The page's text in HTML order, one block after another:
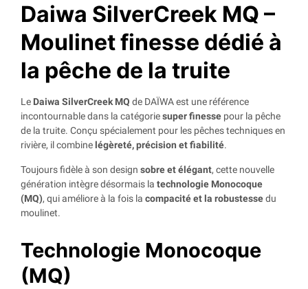
Daiwa SilverCreek MQ –
Moulinet finesse dédié à
la pêche de la truite
Le Daiwa SilverCreek MQ de DAÏWA est une référence
incontournable dans la catégoriesuper finesse pour la pêche
de la truite. Conçu spécialement pour les pêches techniques en
rivière, il combine légèreté, précision et fiabilité.
Toujours fidèle à son design sobre et élégant, cette nouvelle
génération intègre désormais la technologie Monocoque
(MQ), qui améliore à la fois la compacité et la robustessedu
moulinet.
Technologie Monocoque
(MQ)